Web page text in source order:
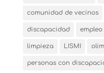
comunidad de vecinos
discapacidad empleo
limpieza LISMI
personas con